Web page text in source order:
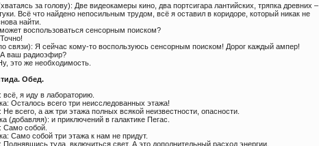
за голову): Две видеокамеры кино, два портсигара лантийских, тряпка древних –
Всё что найдено непосильным трудом, всё я оставил в коридоре, который никак не
найти.
воспользоваться сенсорным поиском?
связи): Я сейчас кому-то воспользуюсь сенсорным поиском! Дорог каждый ампер!
ваш радиоэфир?
это же необходимость.
Обед.
всё, я иду в лабораторию.
Осталось всего три неисследованных этажа!
Не всего, а аж три этажа полных всякой неизвестности, опасности.
(добавляя): и приключений в галактике Пегас.
Само собой.
Само собой три этажа к нам не придут.
Поднявшись туда, включиться свет. А это дополнительный расход энергии.